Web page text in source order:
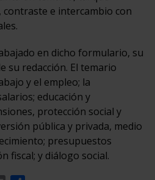
e intercambio con
en dicho formulario, su
su redacción. El temario
y el empleo; la
educación y
protección social y
pública y privada, medio
presupuestos
fiscal; y diálogo social.